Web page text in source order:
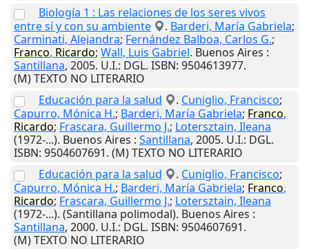
Biología 1 : Las relaciones de los seres vivos
entre sí y con su ambiente
. Barderi, María Gabriela;
Carminati, Alejandra; Fernández Balboa, Carlos G.;
Franco, Ricardo; Wall, Luis Gabriel. Buenos Aires :
Santillana, 2005. U.I.: DGL. ISBN: 9504613977.
(M) TEXTO NO LITERARIO
Educación para la salud
. Cuniglio, Francisco;
Capurro, Mónica H.; Barderi, María Gabriela; Franco,
Ricardo; Frascara, Guillermo J.; Lotersztain, Ileana
(1972-...). Buenos Aires : Santillana, 2005. U.I.: DGL.
ISBN: 9504607691. (M) TEXTO NO LITERARIO
Educación para la salud
. Cuniglio, Francisco;
Capurro, Mónica H.; Barderi, María Gabriela; Franco,
Ricardo; Frascara, Guillermo J.; Lotersztain, Ileana
(1972-...). (Santillana polimodal). Buenos Aires :
Santillana, 2000. U.I.: DGL. ISBN: 9504607691.
(M) TEXTO NO LITERARIO